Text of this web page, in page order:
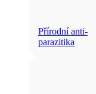
Přírodní anti-
parazitika